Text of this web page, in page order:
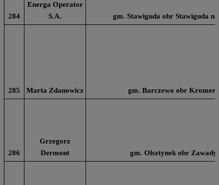
284
Energa Operator
S.A.
gm. Stawiguda obr Stawiguda
285 Marta Zdanowicz gm. Barczewo obr
286
Grzegorz
Dermont
gm. Olsztynek obr Zawady